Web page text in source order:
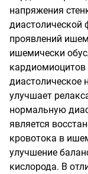
напряжения
диастолической
проявлений
ишемически
кардиомиоцитов
диастолическое
улучшает
нормальную
является
кровотока в
улучшение
кислорода. В